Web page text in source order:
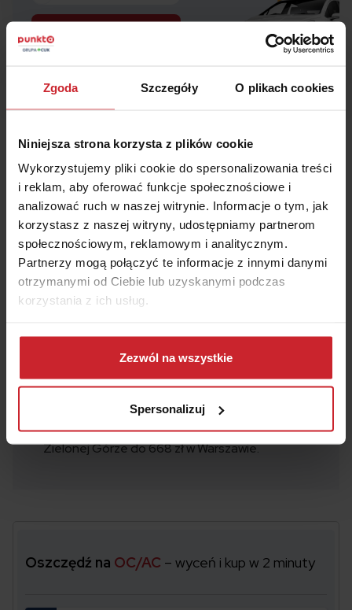
Zgoda Szczegóły O plikach cookies
Niniejsza strona korzysta z plików cookie
Wykorzystujemy pliki cookie do spersonalizowania treści
i reklam, aby oferować funkcje społecznościowe i
analizować ruch w naszej witrynie. Informacje o tym, jak
korzystasz z naszej witryny, udostępniamy partnerom
społecznościowym, reklamowym i analitycznym.
Partnerzy mogą połączyć te informacje z innymi danymi
otrzymanymi od Ciebie lub uzyskanymi podczas
korzystania z ich usług.
Dowiedz się więcej na temat tego, kim jesteśmy, jak
można się z nami skontaktować i w jaki sposób
przetwarzamy dane osobowe w ramachPolityki
Zezwól na wszystkie
Spersonalizuj
Ubezpieczenie OC jest obowiązkiem każdego
kierowcy.
Wysokość składki OC zależy m.in. wieku i
doświadczenia kierowcy, miejsca zamieszkania,
posiadanych zniżek, marki i modelu samochodu.
Młody kierowca z niewielkim stażem i zniżką 20%
Doświadczony kierowca, który ma prawo jazdy od
20 lat i 60% zniżki, może kupić ubezpieczenie
OC Hyundai Tucson z 2010 roku od 493 zł w
Zielonej Górze do 668 zł w Warszawie.
Oszczędź na OC/AC – wyceń i kup w 2 minuty